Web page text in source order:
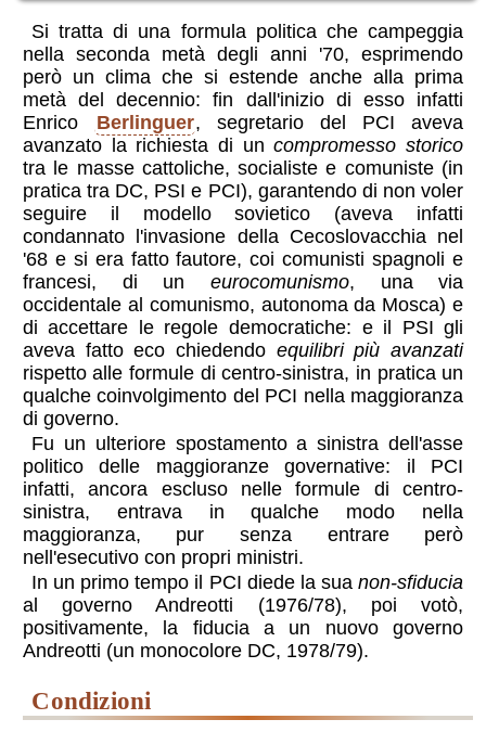
Si tratta di una formula politica che campeggia
nella seconda metà degli anni '70, esprimendo
però un clima che si estende anche alla prima
metà del decennio: fin dall'inizio di esso infatti
Enrico
Berlinguer, segretario del PCI aveva
avanzato la richiesta di uncompromesso storico
tra le masse cattoliche, socialiste e comuniste (in
pratica tra DC, PSI e PCI), garantendo di non voler
seguire il modello sovietico (aveva infatti
condannato l'invasione della Cecoslovacchia nel
'68 e si era fatto fautore, coi comunisti spagnoli e
francesi, di un eurocomunismo, una via
occidentale al comunismo, autonoma da Mosca) e
di accettare le regole democratiche: e il PSI gli
aveva fatto eco chiedendo equilibri più avanzati
rispetto alle formule di centro-sinistra, in pratica un
qualche coinvolgimento del PCI nella maggioranza
di governo.
Fu un ulteriore spostamento a sinistra dell'asse
politico delle maggioranze governative: il PCI
infatti, ancora escluso nelle formule di centro-
sinistra, entrava in qualche modo nella
maggioranza, pur senza entrare però
nell'esecutivo con propri ministri.
In un primo tempo il PCI diede la suanon-sfiducia
al governo Andreotti (1976/78), poi votò,
positivamente, la fiducia a un nuovo governo
Andreotti (un monocolore DC, 1978/79).
condizioni